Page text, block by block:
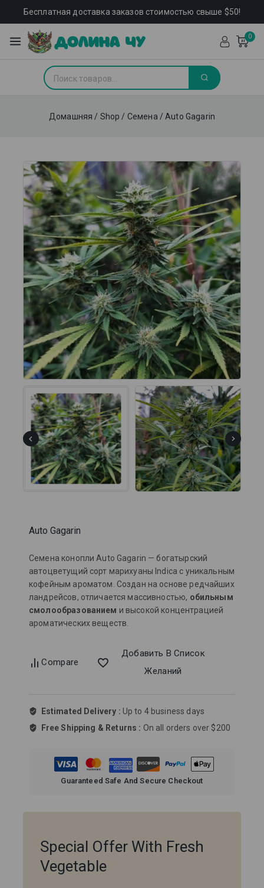
Бесплатная доставка заказов стоимостью свыше $50!
0
Домашняя / Shop / Семена / Auto Gagarin
Special Offer With Fresh
Vegetable
Auto Gagarin
Семена конопли Auto Gagarin — богатырский
автоцветущий сорт марихуаны Indica с уникальным
кофейным ароматом. Создан на основе редчайших
ландрейсов, отличается массивностью, обильным
смолообразованием и высокой концентрацией
ароматических веществ.
Compare
Добавить В Список
Желаний
Estimated Delivery : Up to 4 business days
Free Shipping & Returns : On all orders over $200
Guaranteed Safe And Secure Checkout